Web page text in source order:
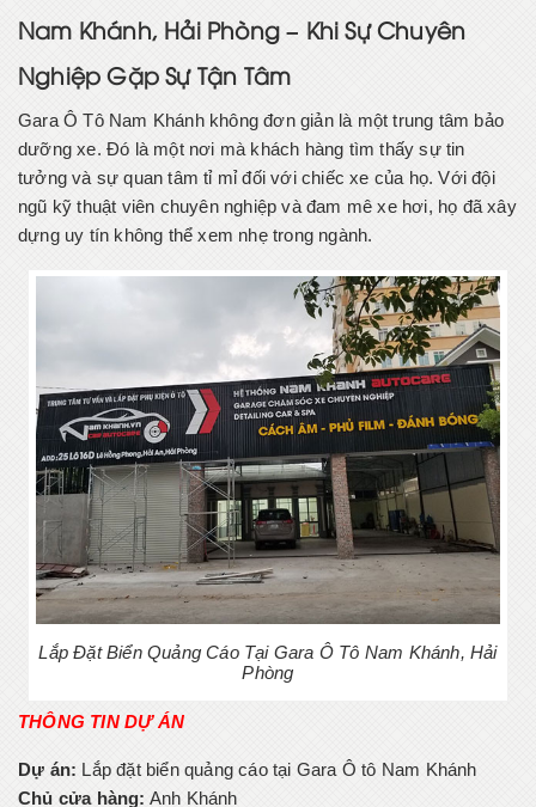
Nam Khánh, Hải Phòng – Khi Sự Chuyên
Nghiệp Gặp Sự Tận Tâm
Gara Ô Tô Nam Khánh không đơn giản là một trung tâm bảo
dưỡng xe. Đó là một nơi mà khách hàng tìm thấy sự tin
tưởng và sự quan tâm tỉ mỉ đối với chiếc xe của họ. Với đội
ngũ kỹ thuật viên chuyên nghiệp và đam mê xe hơi, họ đã xây
dựng uy tín không thể xem nhẹ trong ngành.
Lắp Đặt Biển Quảng Cáo Tại Gara Ô Tô Nam Khánh, Hải
Phòng
THÔNG TIN DỰ ÁN
Dự án: Lắp đặt biển quảng cáo tại Gara Ô tô Nam Khánh
Chủ cửa hàng: Anh Khánh